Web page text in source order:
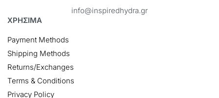
info@inspiredhydra.gr
ΧΡΗΣΙΜΑ
Payment Methods
Shipping Methods
Returns/Exchanges
Terms & Conditions
Privacy Policy